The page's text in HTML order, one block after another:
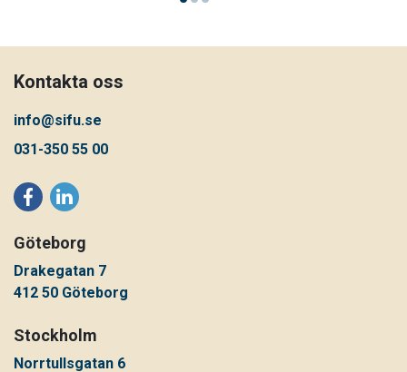
Kontakta oss
info@sifu.se
031-350 55 00
Göteborg
Drakegatan 7
412 50 Göteborg
Stockholm
Norrtullsgatan 6